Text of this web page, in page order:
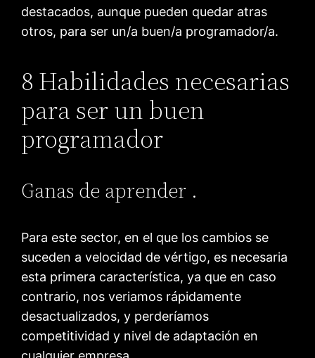
destacados, aunque pueden quedar atras
otros, para ser un/a buen/a programador/a.
8 Habilidades necesarias
para ser un buen
programador
Ganas de aprender .
Para este sector, en el que los cambios se
suceden a velocidad de vértigo, es necesaria
esta primera característica, ya que en caso
contrario, nos veriamos rápidamente
desactualizados, y perderíamos
competitividad y nivel de adaptación en